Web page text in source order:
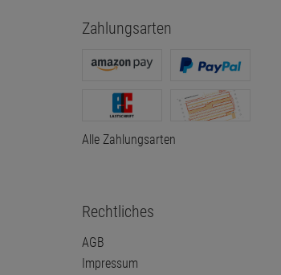
Zahlungsarten
Alle Zahlungsarten
Rechtliches
AGB
Impressum